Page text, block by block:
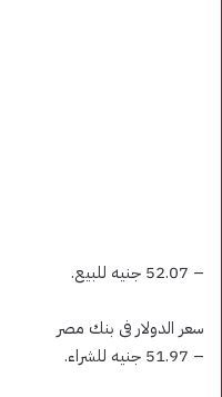
– 52.07 جنيه للبيع.
سعر الدولار فى بنك مصر
– 51.97 جنيه للشراء.